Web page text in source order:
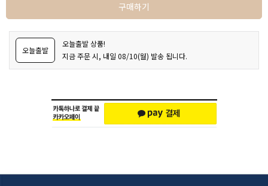
구매하기
오늘출발
오늘출발 상품!
지금 주문 시, 내일 08/10(월) 발송 됩니다.